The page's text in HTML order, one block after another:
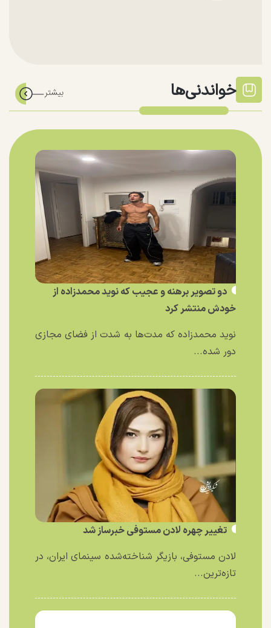
خواندنی‌ها
دو تصویر برهنه و عجیب که نوید محمدزاده از
خودش منتشر کرد
نوید محمدزاده که مدت‌ها به شدت از فضای مجازی
دور شده...
تغییر چهره لادن مستوفی خبرساز شد
لادن مستوفی، بازیگر شناخته‌شده سینمای ایران، در
تازه‌ترین...